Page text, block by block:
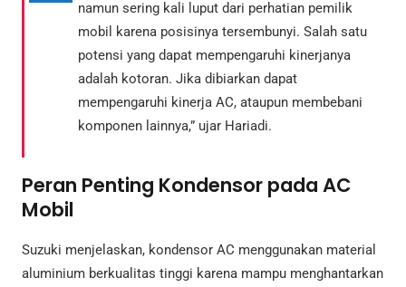
namun sering kali luput dari perhatian pemilik
mobil karena posisinya tersembunyi. Salah satu
potensi yang dapat mempengaruhi kinerjanya
adalah kotoran. Jika dibiarkan dapat
mempengaruhi kinerja AC, ataupun membebani
komponen lainnya,” ujar Hariadi.
Peran Penting Kondensor pada AC
Mobil
Suzuki menjelaskan, kondensor AC menggunakan material
aluminium berkualitas tinggi karena mampu menghantarkan